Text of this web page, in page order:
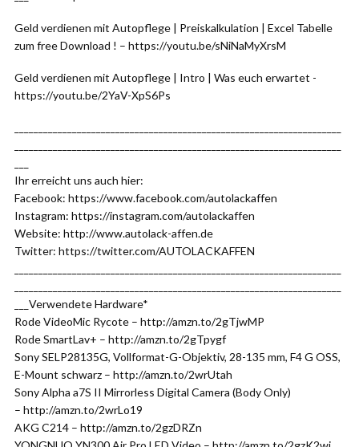
Geld verdienen mit Autopflege | Preiskalkulation | Excel Tabelle
zum free Download ! – https://youtu.be/sNiNaMyXrsM
Geld verdienen mit Autopflege | Intro | Was euch erwartet -
https://youtu.be/2YaV-XpS6Ps
Ihr erreicht uns auch hier:
Facebook: https://www.facebook.com/autolackaffen
Instagram: https://instagram.com/autolackaffen
Website: http://www.autolack-affen.de
Twitter: https://twitter.com/AUTOLACKAFFEN
___Verwendete Hardware*
Rode VideoMic Rycote – http://amzn.to/2gTjwMP
Rode SmartLav+ – http://amzn.to/2gTpygf
Sony SELP28135G, Vollformat-G-Objektiv, 28-135 mm, F4 G OSS,
E-Mount schwarz – http://amzn.to/2wrUtah
Sony Alpha a7S II Mirrorless Digital Camera (Body Only)
– http://amzn.to/2wrLo19
AKG C214 – http://amzn.to/2gzDRZn